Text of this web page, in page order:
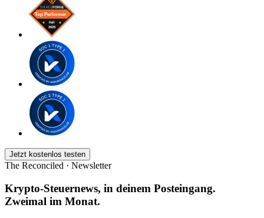
Jetzt kostenlos testen
The Reconciled · Newsletter
Krypto-Steuernews, in deinem Posteingang.
Zweimal im Monat.